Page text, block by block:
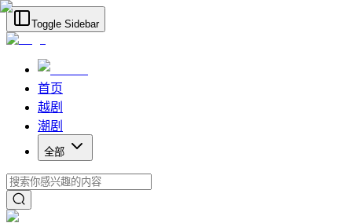
Toggle Sidebar
首页
越剧
潮剧
全部